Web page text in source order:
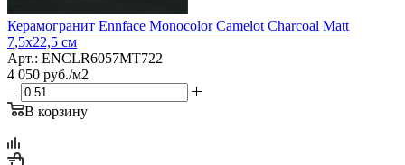
Керамогранит Ennface Monocolor Camelot Charcoal Matt
7,5x22,5 см
Арт.: ENCLR6057MT722
4 050 руб./м2
В корзину